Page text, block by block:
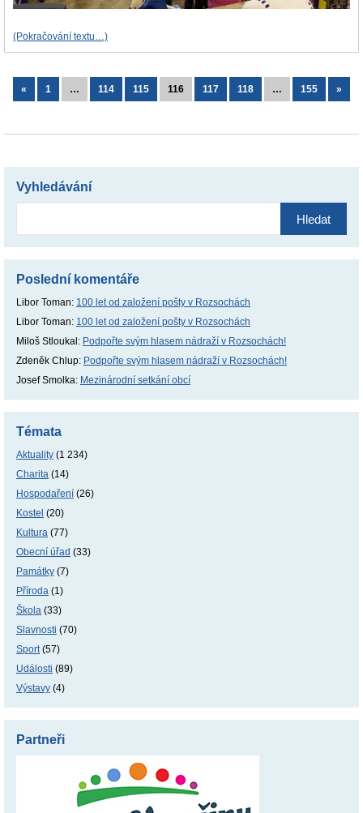
(Pokračování textu…)
« 1 … 114 115 116 117 118 … 155 »
Vyhledávání
Poslední komentáře
Libor Toman: 100 let od založení pošty v Rozsochách
Libor Toman: 100 let od založení pošty v Rozsochách
Miloš Stloukal : Podpořte svým hlasem nádraží v Rozsochách!
Zdeněk Chlup: Podpořte svým hlasem nádraží v Rozsochách!
Josef Smolka: Mezinárodní setkání obcí
Témata
Aktuality (1 234)
Charita (14)
Hospodaření (26)
Kostel (20)
Kultura (77)
Obecní úřad (33)
Památky (7)
Příroda (1)
Škola (33)
Slavnosti (70)
Sport(57)
Události (89)
Výstavy (4)
Partneři